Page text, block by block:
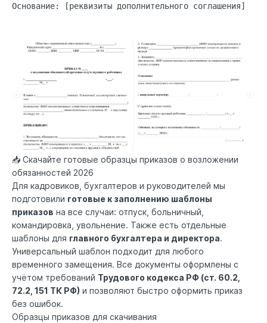
Основание: [реквизиты дополнительного соглашения]
📥 Скачайте готовые образцы приказов о возложении
обязанностей 2026
Для кадровиков, бухгалтеров и руководителей мы
подготовили готовые к заполнению шаблоны
приказов на все случаи: отпуск, больничный,
командировка, увольнение. Также есть отдельные
шаблоны для главного бухгалтера и директора.
Универсальный шаблон подходит для любого
временного замещения. Все документы оформлены с
учётом требований Трудового кодекса РФ (ст. 60.2,
72.2, 151 ТК РФ) и позволяют быстро оформить приказ
без ошибок.
Образцы приказов для скачивания